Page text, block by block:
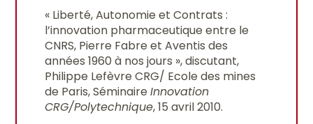
« Liberté, Autonomie et Contrats :
l’innovation pharmaceutique entre le
CNRS, Pierre Fabre et Aventis des
années 1960 à nos jours », discutant,
Philippe Lefèvre CRG/ Ecole des mines
de Paris, SéminaireInnovation
CRG/Polytechnique, 15 avril 2010.